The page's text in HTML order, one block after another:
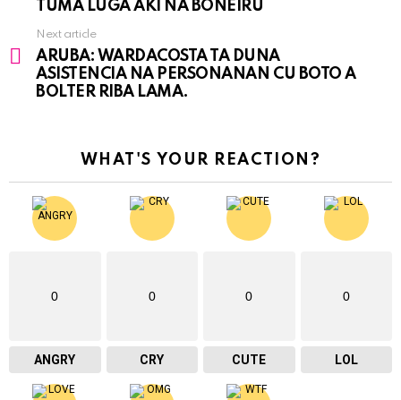
TUMA LUGA AKI NA BONEIRU
Next article
ARUBA: WARDACOSTA TA DUNA
ASISTENCIA NA PERSONANAN CU BOTO A
BOLTER RIBA LAMA.
WHAT'S YOUR REACTION?
0
ANGRY
0
CRY
0
CUTE
0
LOL